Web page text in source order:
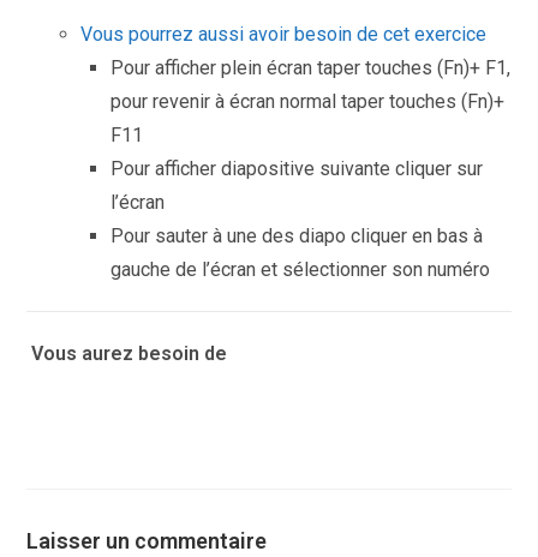
Vous pourrez aussi avoir besoin de cet exercice
Pour afficher plein écran taper touches (Fn)+ F1,
pour revenir à écran normal taper touches (Fn)+
F11
Pour afficher diapositive suivante cliquer sur
l’écran
Pour sauter à une des diapo cliquer en bas à
gauche de l’écran et sélectionner son numéro
Vous aurez besoin de
Laisser un commentaire